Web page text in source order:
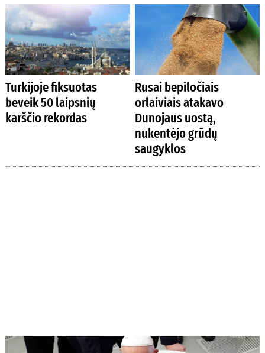
Turkijoje fiksuotas
beveik 50 laipsnių
karščio rekordas
Rusai bepiločiais
orlaiviais atakavo
Dunojaus uostą,
nukentėjo grūdų
saugyklos